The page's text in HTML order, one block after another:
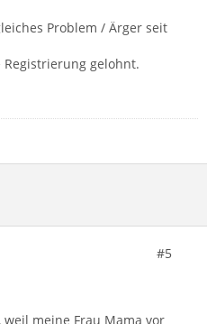
Problem / Ärger seit
gelohnt.
#5
meine Frau Mama vor